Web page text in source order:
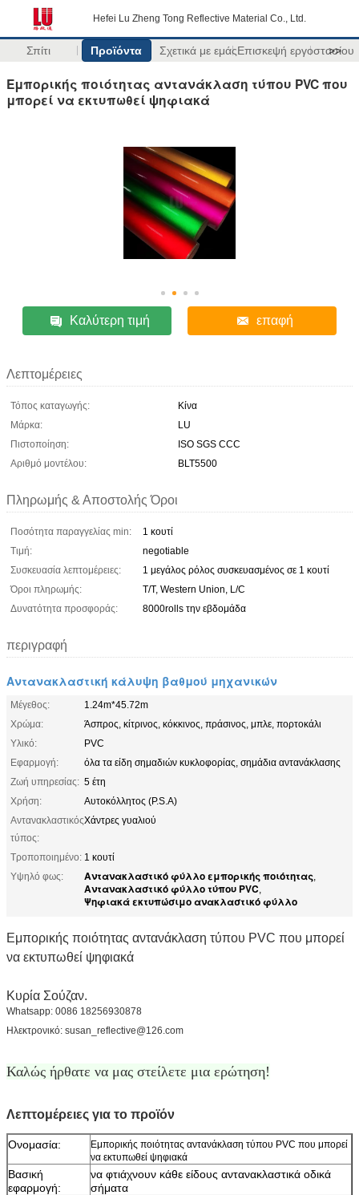
Hefei Lu Zheng Tong Reflective Material Co., Ltd.
Σπίτι Προϊόντα Σχετικά με εμάςΕπισκεψή εργοστασίου
>>
Εμπορικής ποιότητας αντανάκλαση τύπου PVC που
μπορεί να εκτυπωθεί ψηφιακά
Καλύτερη τιμή επαφή
Λεπτομέρειες
Τόπος καταγωγής:
Κίνα
Μάρκα:
LU
Πιστοποίηση:
ISO SGS CCC
Αριθμό μοντέλου:
BLT5500
Πληρωμής & Αποστολής Όροι
Ποσότητα παραγγελίας min:
1 κουτί
Τιμή:
negotiable
Συσκευασία λεπτομέρειες:
1 μεγάλος ρόλος συσκευασμένος σε 1 κουτί
Όροι πληρωμής:
T/T, Western Union, L/C
Δυνατότητα προσφοράς:
8000rolls την εβδομάδα
περιγραφή
Αντανακλαστική κάλυψη βαθμού μηχανικών
Μέγεθος:
1.24m*45.72m
Χρώμα:
Άσπρος, κίτρινος, κόκκινος, πράσινος, μπλε, πορτοκάλι
Υλικό:
PVC
Εφαρμογή:
όλα τα είδη σημαδιών κυκλοφορίας, σημάδια αντανάκλασης
Ζωή υπηρεσίας: 5 έτη
Χρήση:
Αυτοκόλλητος (P.S.A)
Αντανακλαστικός
τύπος:
Χάντρες γυαλιού
Τροποποιημένο: 1 κουτί
Υψηλό φως:
Αντανακλαστικό φύλλο εμπορικής ποιότητας,
Αντανακλαστικό φύλλο τύπου PVC,
Ψηφιακά εκτυπώσιμο ανακλαστικό φύλλο
Εμπορικής ποιότητας αντανάκλαση τύπου PVC που μπορεί
να εκτυπωθεί ψηφιακά
Κυρία Σούζαν.
Whatsapp: 0086 18256930878
Ηλεκτρονικό: susan_reflective@126.com
Καλώς ήρθατε να μας στείλετε μια ερώτηση!
Λεπτομέρειες για το προϊόν
Ονομασία:
Εμπορικής ποιότητας αντανάκλαση τύπου PVC που μπορεί
να εκτυπωθεί ψηφιακά
Βασική
εφαρμογή:
να φτιάχνουν κάθε είδους αντανακλαστικά οδικά
σήματα